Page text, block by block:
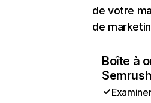
de votre
de
Boîte à